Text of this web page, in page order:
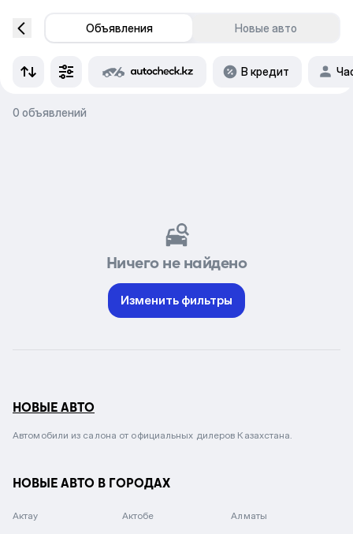
Объявления Новые авто
В кредит
0 объявлений
Ничего не найдено
Изменить фильтры
НОВЫЕ АВТО
Автомобили из салона от официальных дилеров Казахстана.
НОВЫЕ АВТО В ГОРОДАХ
Актау Актобе Алматы